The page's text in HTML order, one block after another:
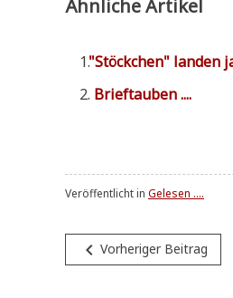
Ähnliche Artikel
"Stöck­chen" lan­den
Brief­tau­ben ....
Veröffentlicht in Gelesen ....
Beitragsnavigation
navigate_before Vorheriger Beitrag